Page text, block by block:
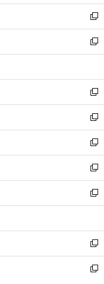
開
く
ウ
で
開
く
ン
ド
ウ
で
開
ウ
ィ
ン
ド
ウ
開
く
し
い
ウ
ィ
ン
ウ
で
開
く
新
し
い
ウ
ン
ド
ウ
で
開
く
新
し
ウ
ィ
ン
ド
ウ
で
開
く
新
し
い
ウ
ィ
ン
ド
ウ
で
開
新
し
い
ウ
ィ
ン
ド
ウ
開
く
新
し
い
ウ
ィ
ン
ウ
で
開
く
新
し
い
ウ
ン
ド
ウ
で
新
し
ウ
ィ
ン
ド
新
し
い
新